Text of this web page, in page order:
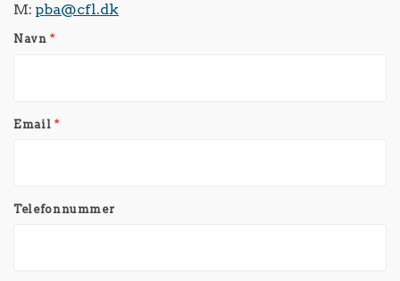
M: pba@cfl.dk
Navn*
Email *
Telefonnummer